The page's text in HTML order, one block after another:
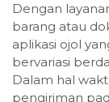
Dengan
barang atau
aplikasi ojol
bervariasi
Dalam hal
pengiriman